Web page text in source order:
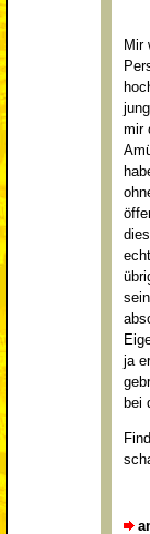
Mir
mir
ja
bei